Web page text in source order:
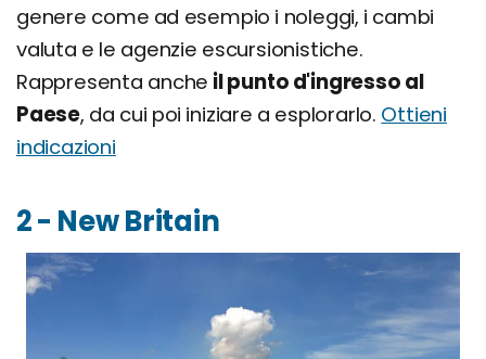
genere come ad esempio i noleggi, i cambi
valuta e le agenzie escursionistiche.
Rappresenta anche il punto d'ingresso al
Paese, da cui poi iniziare a esplorarlo. Ottieni
indicazioni
2 - New Britain